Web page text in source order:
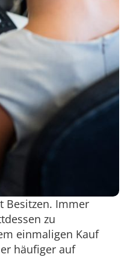
Besitzen. Immer
zu
einmaligen Kauf
häufiger auf